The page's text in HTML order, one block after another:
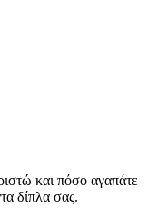
και πόσο αγαπάτε
δίπλα σας.